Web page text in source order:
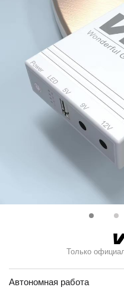
Только
Автономная работа